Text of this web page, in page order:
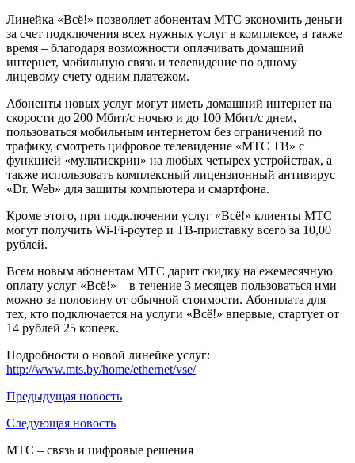
Линейка «Всё!» позволяет абонентам МТС экономить деньги
за счет подключения всех нужных услуг в комплексе, а также
время – благодаря возможности оплачивать домашний
интернет, мобильную связь и телевидение по одному
лицевому счету одним платежом.
Абоненты новых услуг могут иметь домашний интернет на
скорости до 200 Мбит/с ночью и до 100 Мбит/с днем,
пользоваться мобильным интернетом без ограничений по
трафику, смотреть цифровое телевидение «МТС ТВ» с
функцией «мультискрин» на любых четырех устройствах, а
также использовать комплексный лицензионный антивирус
«Dr. Web» для защиты компьютера и смартфона.
Кроме этого, при подключении услуг «Всё!» клиенты МТС
могут получить Wi-Fi-роутер и ТВ-приставку всего за 10,00
рублей.
Всем новым абонентам МТС дарит скидку на ежемесячную
оплату услуг «Всё!» – в течение 3 месяцев пользоваться ими
можно за половину от обычной стоимости. Абонплата для
тех, кто подключается на услуги «Всё!» впервые, стартует от
14 рублей 25 копеек.
Подробности о новой линейке услуг:
http://www.mts.by/home/ethernet/vse/
Предыдущая новость
Следующая новость
МТС – связь и цифровые решения